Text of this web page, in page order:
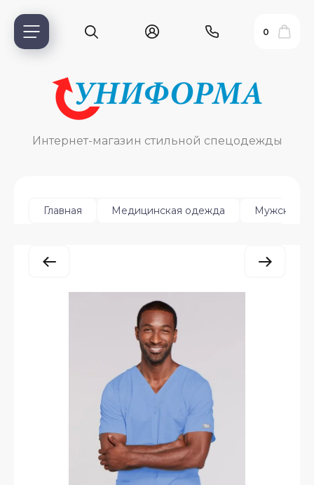
0
Интернет-магазин стильной спецодежды
Главная Медицинская одежда Мужская